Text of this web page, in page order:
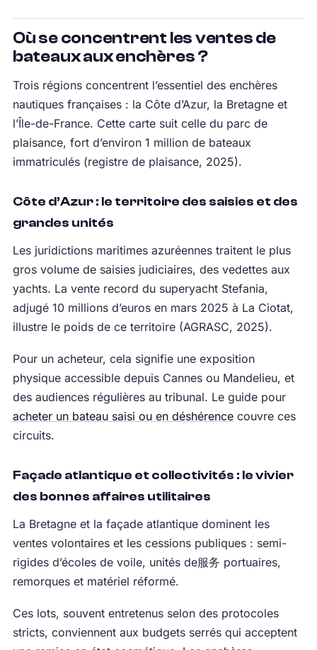
Où se concentrent les ventes de
bateaux aux enchères ?
Trois régions concentrent l’essentiel des enchères
nautiques françaises : la Côte d’Azur, la Bretagne et
l’Île-de-France. Cette carte suit celle du parc de
plaisance, fort d’environ 1 million de bateaux
immatriculés (registre de plaisance, 2025).
Côte d’Azur : le territoire des saisies et des
grandes unités
Les juridictions maritimes azuréennes traitent le plus
gros volume de saisies judiciaires, des vedettes aux
yachts. La vente record du superyacht Stefania,
adjugé 10 millions d’euros en mars 2025 à La Ciotat,
illustre le poids de ce territoire (AGRASC, 2025).
Pour un acheteur, cela signifie une exposition
physique accessible depuis Cannes ou Mandelieu, et
des audiences régulières au tribunal. Le guide pour
acheter un bateau saisi ou en déshérencecouvre ces
circuits.
Façade atlantique et collectivités : le vivier
des bonnes affaires utilitaires
La Bretagne et la façade atlantique dominent les
ventes volontaires et les cessions publiques : semi-
rigides d’écoles de voile, unités de服务 portuaires,
remorques et matériel réformé.
Ces lots, souvent entretenus selon des protocoles
stricts, conviennent aux budgets serrés qui acceptent